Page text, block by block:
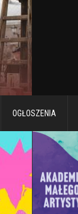
OGŁOSZENIA